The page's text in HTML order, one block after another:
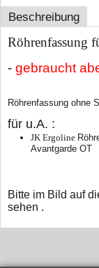
Beschreibung
Röhrenfassung
- gebraucht
Röhrenfassung ohne
für u.A. :
JK Ergoline
Avantgarde OT
Bitte im Bild auf
sehen .